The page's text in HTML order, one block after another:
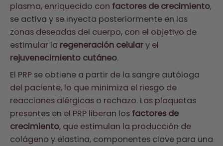
plasma, enriquecido con factores de crecimiento,
se activa y se inyecta posteriormente en las
zonas deseadas del cuerpo, con el objetivo de
estimular la regeneración celulary el
rejuvenecimiento cutáneo.
El PRP se obtiene a partir de la sangre autóloga
del paciente, lo que minimiza el riesgo de
reacciones alérgicas o rechazo. Las plaquetas
presentes en el PRP liberan los factores de
crecimiento, que estimulan la producción de
colágeno y elastina, componentes clave para una